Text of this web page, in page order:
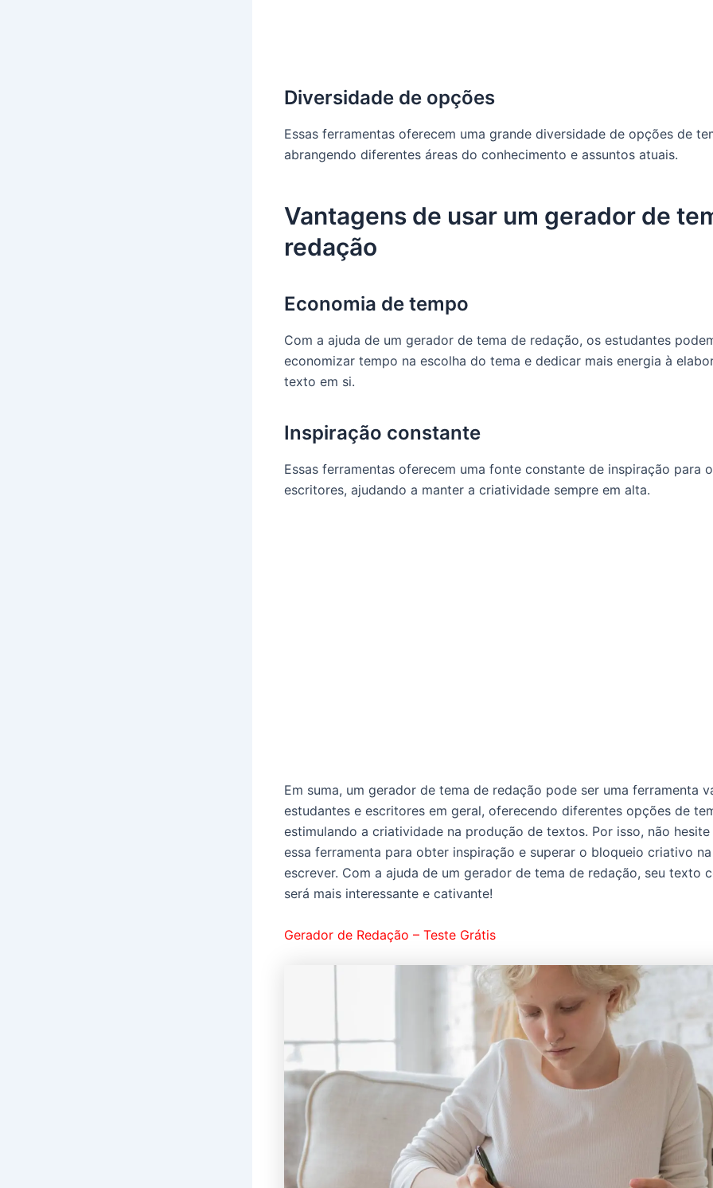
Diversidade de opções
Essas ferramentas oferecem uma grande diversidade de opções de
abrangendo diferentes áreas do conhecimento e assuntos atuais.
Vantagens de usar um gerador de
redação
Economia de tempo
Com a ajuda de um gerador de tema de redação, os estudantes
economizar tempo na escolha do tema e dedicar mais energia à
texto em si.
Inspiração constante
Essas ferramentas oferecem uma fonte constante de inspiração para
escritores, ajudando a manter a criatividade sempre em alta.
Em suma, um gerador de tema de redação pode ser uma ferramenta
estudantes e escritores em geral, oferecendo diferentes opções de
estimulando a criatividade na produção de textos. Por isso, não
essa ferramenta para obter inspiração e superar o bloqueio criativo
escrever. Com a ajuda de um gerador de tema de redação, seu texto
será mais interessante e cativante!
Gerador de Redação – Teste Grátis